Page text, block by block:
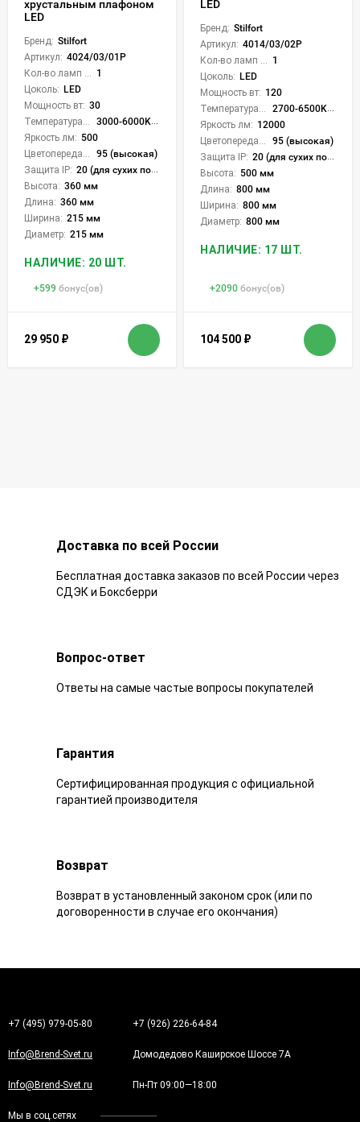
хрустальным плафоном
LED
Бренд: Stilfort
Артикул: 4024/03/01P
1
Цоколь: LED
Мощность вт: 30
3000-6000K (плавная рег.)
Яркость лм: 500
95 (высокая)
Защита IP: 20 (для сухих пом.)
Высота: 360 мм
Длина: 360 мм
Ширина: 215 мм
Диаметр: 215 мм
НАЛИЧИЕ: 20 ШТ.
+599 бонус(ов)
29 950 ₽
LED
Бренд: Stilfort
Артикул: 4014/03/02P
1
Цоколь: LED
Мощность вт: 120
2700-6500K (плавная рег.)
Яркость лм: 12000
95 (высокая)
Защита IP: 20 (для сухих пом.)
Высота: 500 мм
Длина: 800 мм
Ширина: 800 мм
Диаметр: 800 мм
НАЛИЧИЕ: 17 ШТ.
+2090 бонус(ов)
104 500 ₽
Доставка по всей России
Бесплатная доставка заказов по всей России через
СДЭК и Боксберри
Вопрос-ответ
Ответы на самые частые вопросы покупателей
Гарантия
Сертифицированная продукция с официальной
гарантией производителя
Возврат
Возврат в установленный законом срок (или по
договоренности в случае его окончания)
+7 (495) 979-05-80 +7 (926) 226-64-84
Info@Brend-Svet.ru Домодедово Каширское Шоссе 7А
Info@Brend-Svet.ru Пн-Пт 09:00—18:00
Мы в соц.сетях